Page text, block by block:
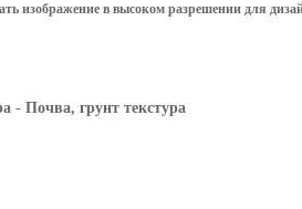
изображение в высоком разрешении для
- Почва, грунт текстура